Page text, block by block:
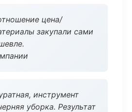
цена/
закупали сами
инструмент
уборка. Результат